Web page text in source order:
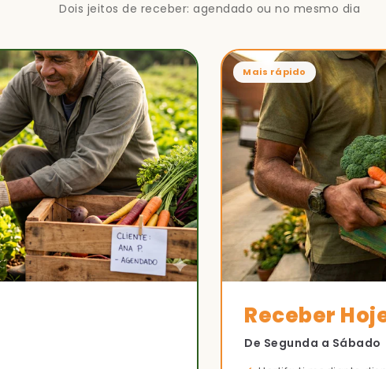
Dois jeitos de receber: agendado ou no mesmo dia
Mais rápido
Receber
De Segunda a Sábado